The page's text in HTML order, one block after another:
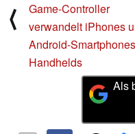
⟨
Game-Controller
verwandelt iPhones
Android-
Handhelds
Als